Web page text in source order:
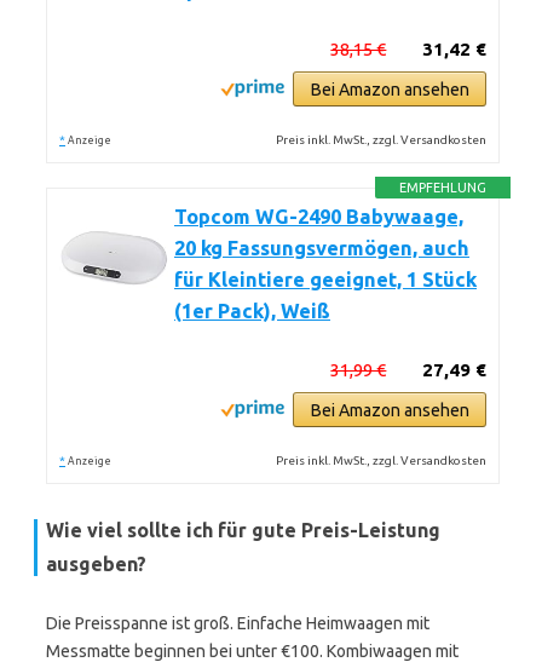
31,42 €
38,15 €
Bei Amazon ansehen
* Anzeige Preis inkl. MwSt., zzgl. Versandkosten
EMPFEHLUNG
Topcom WG-2490 Babywaage,
20 kg Fassungsvermögen, auch
für Kleintiere geeignet, 1 Stück
(1er Pack), Weiß
27,49 €
31,99 €
Bei Amazon ansehen
* Anzeige Preis inkl. MwSt., zzgl. Versandkosten
Wie viel sollte ich für gute Preis-Leistung
ausgeben?
Die Preisspanne ist groß. Einfache Heimwaagen mit
Messmatte beginnen bei unter €100. Kombiwaagen mit